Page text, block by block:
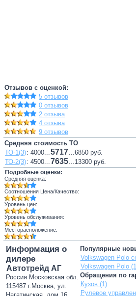
Отзывов с оценкой:
5 отзывов
0 отзывов
2 отзыва
4 отзыва
9 отзывов
Средняя стоимость ТО
ТО-1(3): 4000...5717...6850 руб.
ТО-2(3): 4500...7635...13300 руб.
Подробные оценки:
Средняя оценка:
Соотношения Цена/Качество:
Уровень цен:
Уровень обслуживания:
Месторасположение:
Популярные
Volkswagen Polo
Volkswagen Polo
Обращения по
Кузов (1)
Рулевое
Информация о
дилере
Автотрейд АГ
Россия Московская обл.
115487 г.Москва, ул.